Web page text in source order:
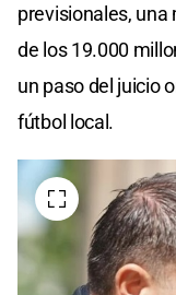
previsionales,
de los 19.000
un paso del juicio
fútbol local.